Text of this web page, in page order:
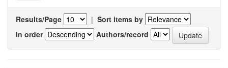
Results/Page | Sort items by
In order
Authors/record